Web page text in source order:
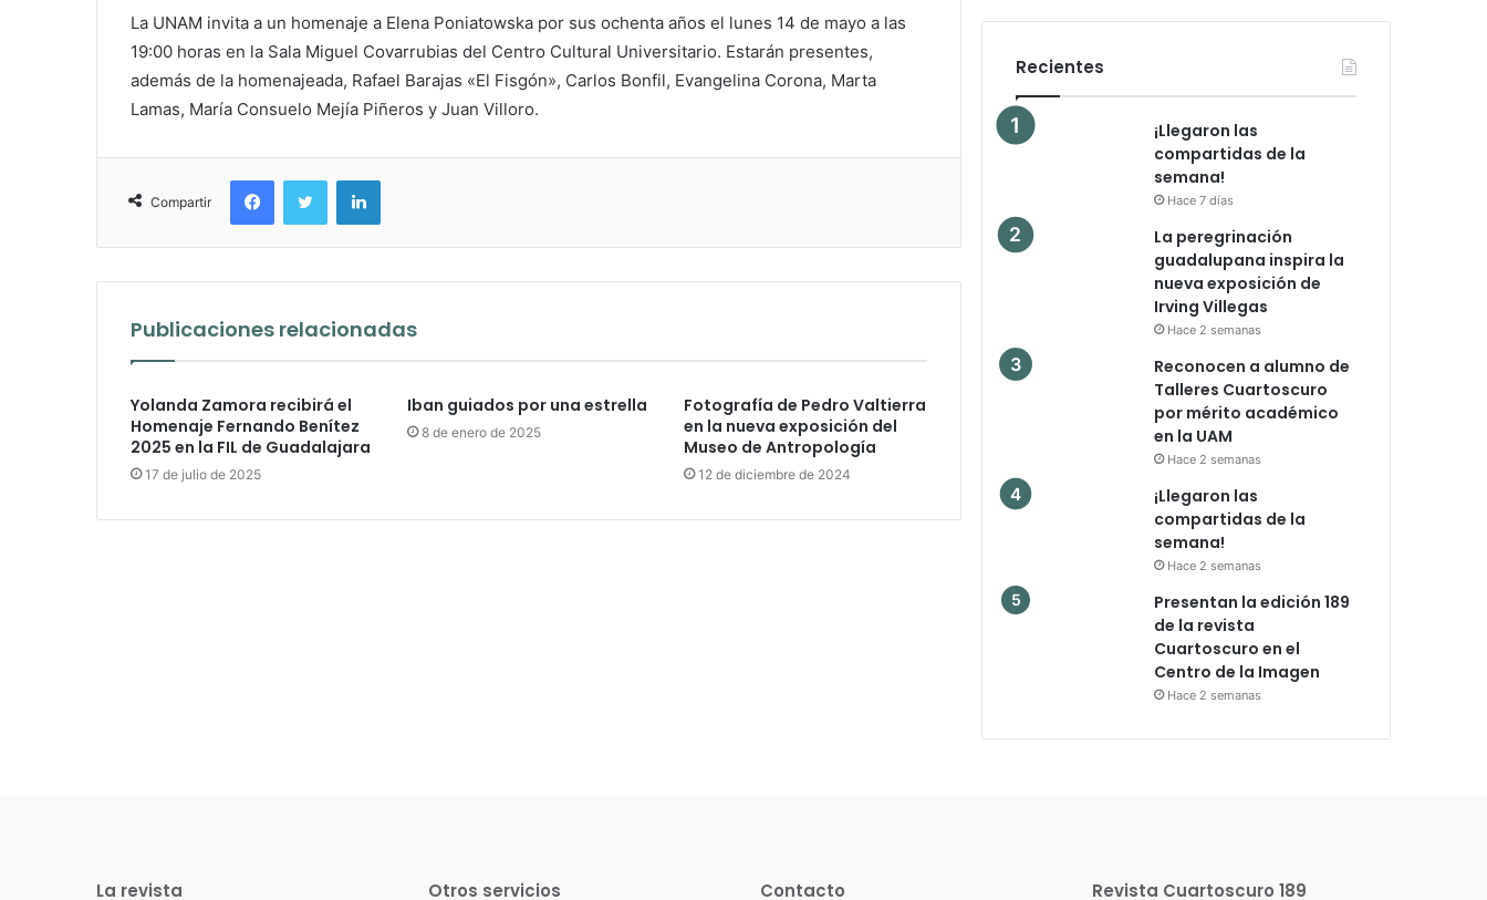
La UNAM invita a un homenaje a Elena Poniatowska por sus ochenta años el lunes 14 de mayo a las
19:00 horas en la Sala Miguel Covarrubias del Centro Cultural Universitario. Estarán presentes,
además de la homenajeada, Rafael Barajas «El Fisgón», Carlos Bonfil, Evangelina Corona, Marta
Lamas, María Consuelo Mejía Piñeros y Juan Villoro.
Compartir
FacebookTwitter LinkedIn
Publicaciones relacionadas
Yolanda Zamora recibirá el
Homenaje Fernando Benítez
2025 en la FIL de Guadalajara
17 de julio de 2025
Iban guiados por una estrella
8 de enero de 2025
Fotografía de Pedro Valtierra
en la nueva exposición del
Museo de Antropología
12 de diciembre de 2024
Recientes
¡Llegaron las
compartidas de la
semana!
Hace 7 días
La peregrinación
guadalupana inspira la
nueva exposición de
Irving Villegas
Hace 2 semanas
Reconocen a alumno de
Talleres Cuartoscuro
por mérito académico
en la UAM
Hace 2 semanas
¡Llegaron las
compartidas de la
semana!
Hace 2 semanas
Presentan la edición 189
de la revista
Cuartoscuro en el
Centro de la Imagen
Hace 2 semanas
La revista Otros servicios Contacto Revista Cuartoscuro 189